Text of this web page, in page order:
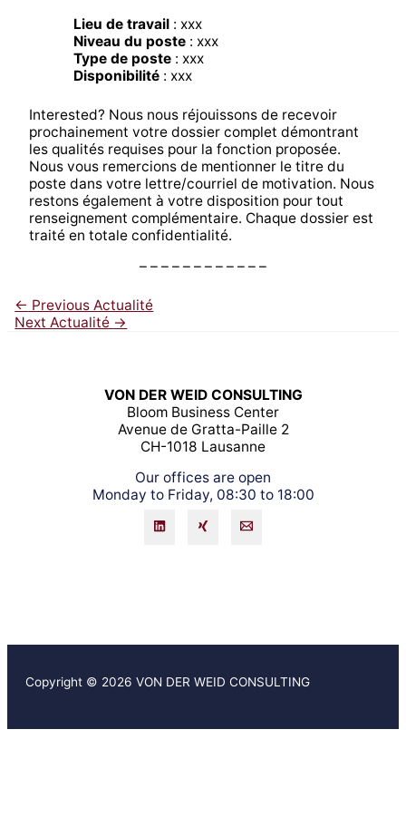
Lieu de travail: xxx
Niveau du poste: xxx
Type de poste: xxx
Disponibilité : xxx
Interested? Nous nous réjouissons de recevoir
prochainement votre dossier complet démontrant
les qualités requises pour la fonction proposée.
Nous vous remercions de mentionner le titre du
poste dans votre lettre/courriel de motivation. Nous
restons également à votre disposition pour tout
renseignement complémentaire. Chaque dossier est
traité en totale confidentialité.
– – – – – – – – – – – –
← Previous Actualité
Next Actualité →
VON DER WEID CONSULTING
Bloom Business Center
Avenue de Gratta-Paille 2
CH-1018 Lausanne
Our offices are open
Monday to Friday, 08:30 to 18:00
Copyright © 2026 VON DER WEID CONSULTING